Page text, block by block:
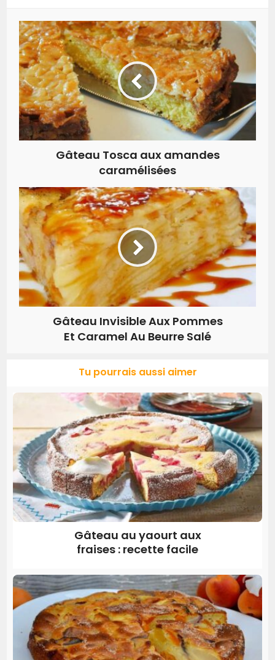
Gâteau Tosca aux amandes
caramélisées
Gâteau Invisible Aux Pommes
Et Caramel Au Beurre Salé
Tu pourrais aussi aimer
Gâteau au yaourt aux
fraises : recette facile